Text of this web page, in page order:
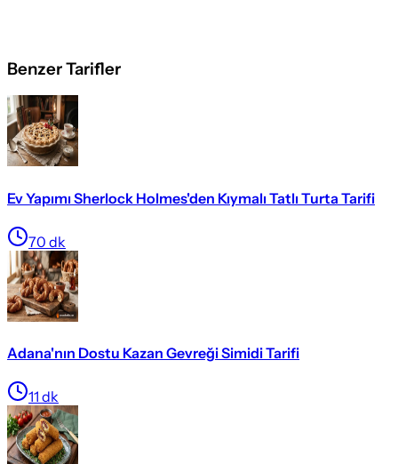
Benzer Tarifler
Ev Yapımı Sherlock Holmes'den Kıymalı Tatlı Turta Tarifi
70 dk
Adana'nın Dostu Kazan Gevreği Simidi Tarifi
11 dk